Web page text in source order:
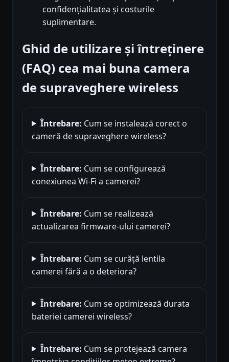
confidențialitatea și costurile
suplimentare.
Ghid de utilizare și întreținere
(FAQ) cea mai buna camera
de supraveghere wireless
Întrebare: Cum se instalează corect o
cameră de supraveghere wireless?
Întrebare: Cum se configurează
conexiunea Wi-Fi a camerei?
Întrebare: Cum se realizează
actualizarea firmware-ului camerei?
Întrebare: Cum se curăță lentila
camerei fără a o deteriora?
Întrebare: Cum se optimizează durata
bateriei camerei wireless?
Întrebare: Cum se protejează camera